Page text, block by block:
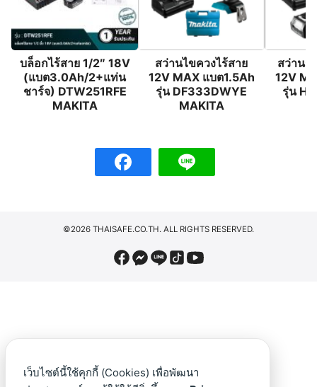
บล็อกไร้สาย 1/2″ 18V
(แบต3.0Ah/2+แท่น
ชาร์จ) DTW251RFE
MAKITA
สว่านไขควงไร้สาย
12V MAX แบต1.5Ah
รุ่น DF333DWYE
MAKITA
สว่านก
12V
รุ่น
©2026 THAISAFE.CO.TH. ALL RIGHTS RESERVED.
เว็บไซต์นี้ใช้คุกกี้ (Cookies) เพื่อพัฒนา